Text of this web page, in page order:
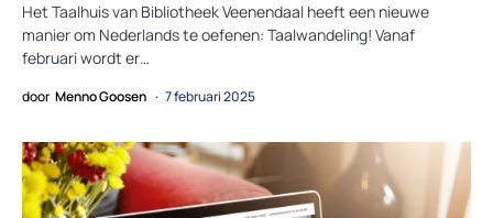
Het Taalhuis van Bibliotheek Veenendaal heeft een nieuwe
manier om Nederlands te oefenen: Taalwandeling! Vanaf
februari wordt er…
door Menno Goosen 7 februari 2025